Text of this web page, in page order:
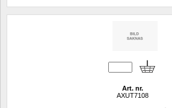
Art. nr.
AXUT7108